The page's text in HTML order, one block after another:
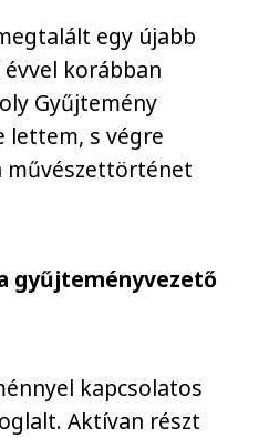
egy újabb
korábban
Gyűjtemény
lettem, s végre
művészettörténet
gyűjteményvezető
kapcsolatos
Aktívan részt